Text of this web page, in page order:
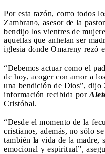
Por esta razón, como todos
Zambrano, asesor de la
bendijo los vientres de
aquellas que anhelan ser
iglesia donde Omareny rezó
“Debemos actuar como el
de hoy, acoger con amor a
una bendición de Dios”, dijo
información recibida por
Cristóbal.
“Desde el momento de la
cristianos, además, no sólo
también la vida de la madre,
emocional y espiritual”,